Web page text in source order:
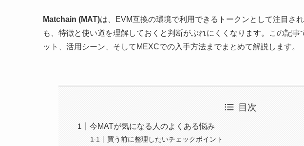
Matchain (MAT)は、EVM互換の環境で利用できるトークンとして注目さ
も、特徴と使い道を理解しておくと判断がぶれにくくなります。この記事
ット、活用シーン、そしてMEXCでの入手方法までまとめて解説します。
目次
今MATが気になる人のよくある悩み
買う前に整理したいチェックポイント